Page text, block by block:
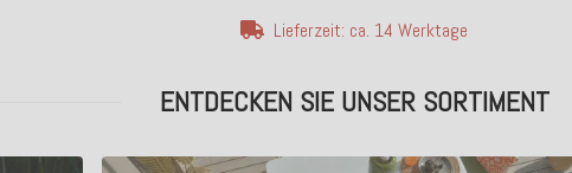
Lieferzeit: ca. 14 Werktage
ENTDECKEN SIE UNSER SORTIMENT